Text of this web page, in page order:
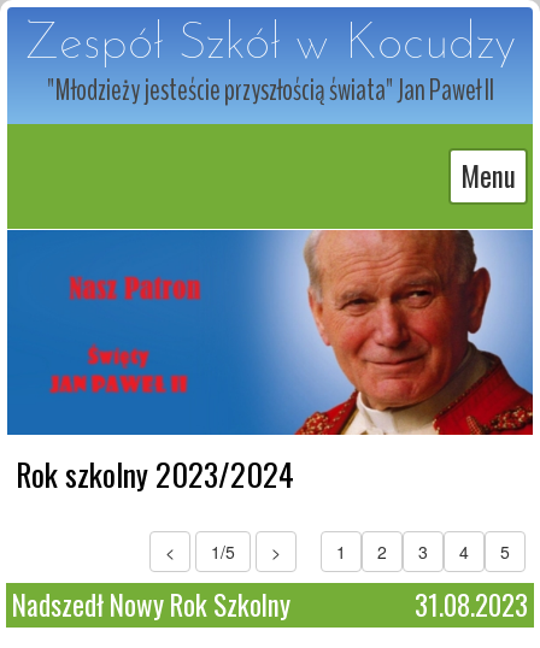
Zespół Szkół w Kocudzy
"Młodzieży jesteście przyszłością świata" Jan Paweł II
Menu
Rok szkolny 2023/2024
< 1/5 > 1 2 3 4 5
Nadszedł Nowy Rok Szkolny 31.08.2023